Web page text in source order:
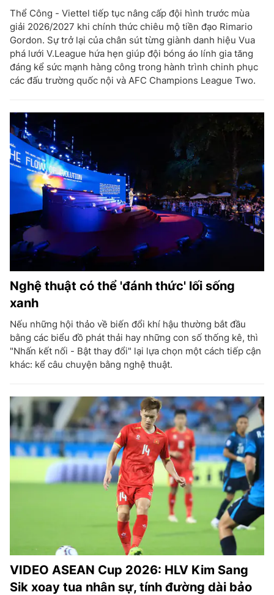
Thể Công - Viettel tiếp tục nâng cấp đội hình trước mùa
giải 2026/2027 khi chính thức chiêu mộ tiền đạo Rimario
Gordon. Sự trở lại của chân sút từng giành danh hiệu Vua
phá lưới V.League hứa hẹn giúp đội bóng áo lính gia tăng
đáng kể sức mạnh hàng công trong hành trình chinh phục
các đấu trường quốc nội và AFC Champions League Two.
Nghệ thuật có thể 'đánh thức' lối sống
xanh
Nếu những hội thảo về biến đổi khí hậu thường bắt đầu
bằng các biểu đồ phát thải hay những con số thống kê, thì
"Nhấn kết nối - Bật thay đổi" lại lựa chọn một cách tiếp cận
khác: kể câu chuyện bằng nghệ thuật.
VIDEO ASEAN Cup 2026: HLV Kim Sang
Sik xoay tua nhân sự, tính đường dài bảo